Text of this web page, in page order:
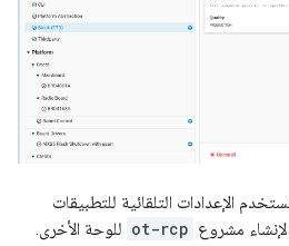
الإعدادات التلقائية للتطبيقات
لإنشاء مشروع ot-rcp للوحة الأخرى.